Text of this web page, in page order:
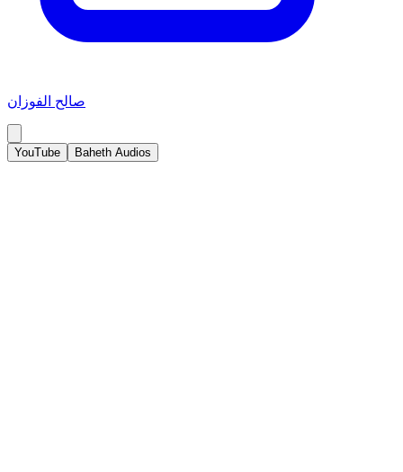
صالح الفوزان
YouTube Baheth Audios